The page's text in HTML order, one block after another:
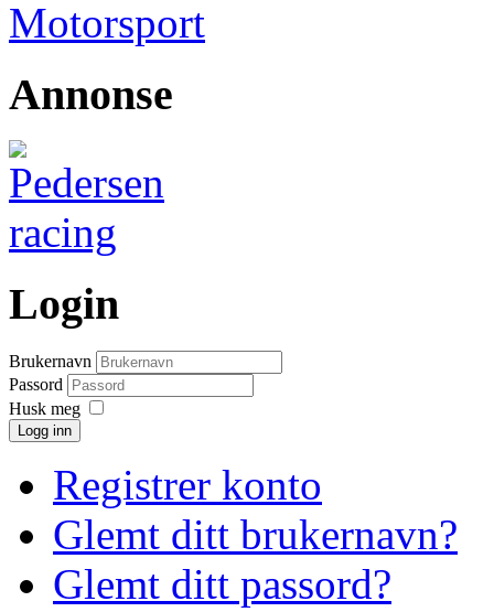
Annonse
Login
Brukernavn
Passord
Husk meg
Logg inn
Registrer konto
Glemt ditt brukernavn?
Glemt ditt passord?